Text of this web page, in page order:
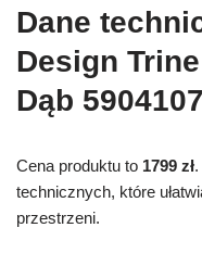
Dane
Design
Dąb
Cena produktu to 1799 zł
technicznych, które
przestrzeni.